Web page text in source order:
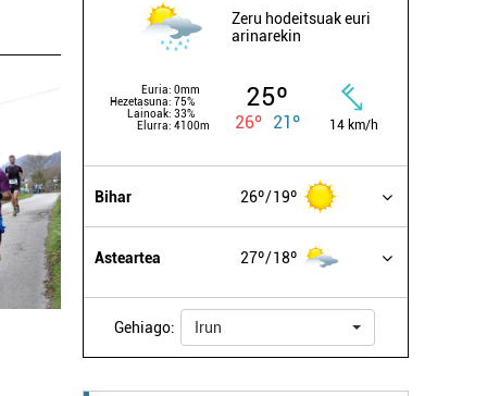
Zeru hodeitsuak euri
arinarekin
Euria: 0mm
Hezetasuna: 75%
Lainoak: 33%
Elurra: 4100m
25º
26º 21º 14 km/h
Bihar 26º 19º
Asteartea 27º 18º
Gehiago: Irun